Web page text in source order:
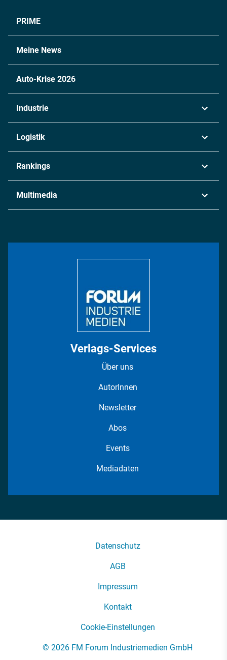
PRIME
Meine News
Auto-Krise 2026
Industrie
Chemie
Metall
Energie
Logistik
Rankings
Multimedia
Verlags-Services
Über uns
AutorInnen
Newsletter
Abos
Events
Mediadaten
Datenschutz
AGB
Impressum
Kontakt
Cookie-Einstellungen
© 2026 FM Forum Industriemedien GmbH